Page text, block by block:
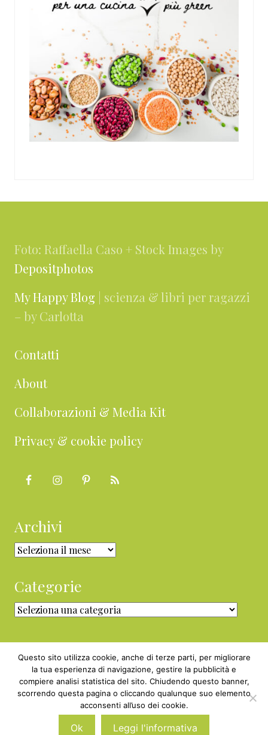
Foto: Raffaella Caso + Stock Images by
Depositphotos
My Happy Blog | scienza & libri per ragazzi
– by Carlotta
Contatti
About
Collaborazioni & Media Kit
Privacy & cookie policy
Archivi
Archivi
Categorie
Categorie
Copyright © 2010 - 2026 BabyGreen™ ·
P.IVA 05829800969 · Webmaster
Nexnova.net
Questo sito utilizza cookie, anche di terze parti, per migliorare
la tua esperienza di navigazione, gestire la pubblicità e
compiere analisi statistica del sito. Chiudendo questo banner,
scorrendo questa pagina o cliccando qualunque suo elemento
acconsenti all’uso dei cookie.
Ok Leggi l'informativa